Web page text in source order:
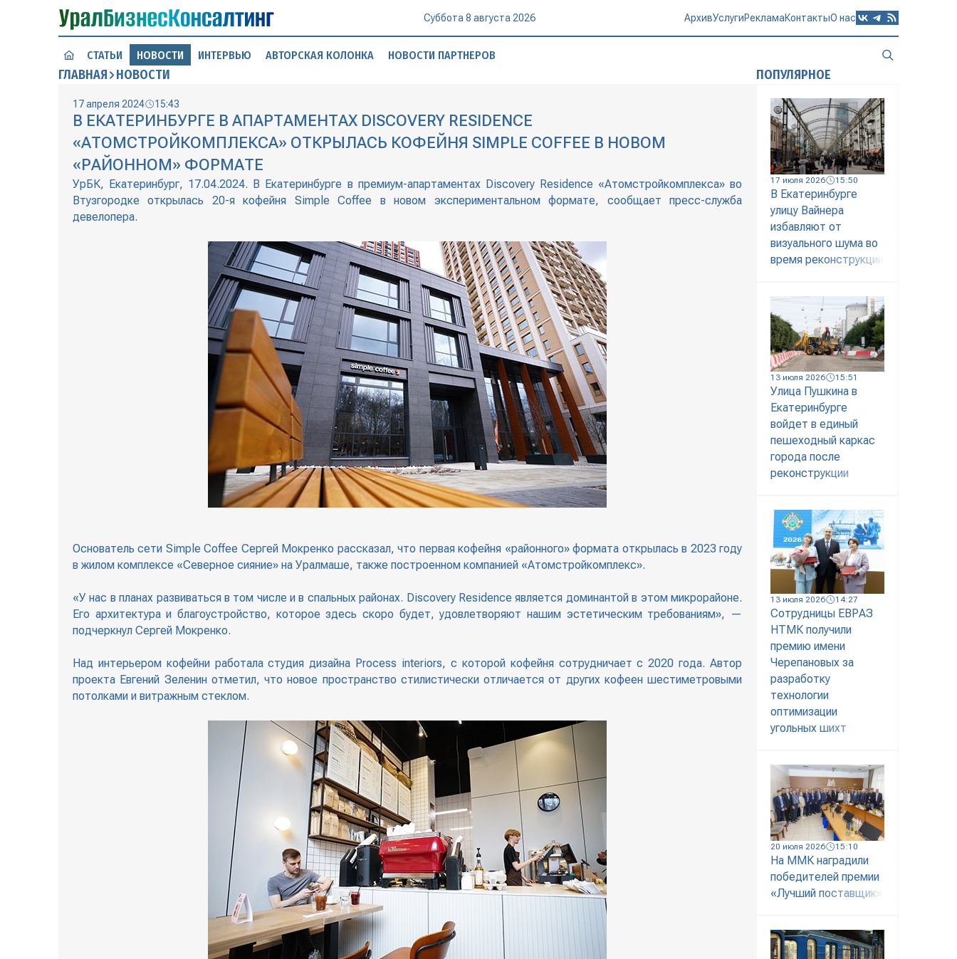
Суббота 8 августа 2026 АрхивУслугиРекламаКонтактыО нас
СТАТЬИ НОВОСТИ ИНТЕРВЬЮ АВТОРСКАЯ КОЛОНКА НОВОСТИ ПАРТНЕРОВ
ГЛАВНАЯ НОВОСТИ
17 апреля 2024 15:43
В ЕКАТЕРИНБУРГЕ В АПАРТАМЕНТАХ DISCOVERY RESIDENCE
«АТОМСТРОЙКОМПЛЕКСА» ОТКРЫЛАСЬ КОФЕЙНЯ SIMPLE COFFEE В НОВОМ
«РАЙОННОМ» ФОРМАТЕ
УрБК, Екатеринбург, 17.04.2024. В Екатеринбурге в премиум-апартаментах Discovery Residence «Атомстройкомплекса» во
Втузгородке открылась 20-я кофейня Simple Coffee в новом экспериментальном формате, сообщает пресс-служба
девелопера.
Основатель сети Simple Coffee Сергей Мокренко рассказал, что первая кофейня «районного» формата открылась в 2023 году
в жилом комплексе «Северное сияние» на Уралмаше, также построенном компанией «Атомстройкомплекс».
«У нас в планах развиваться в том числе и в спальных районах. Discovery Residence является доминантой в этом микрорайоне.
Его архитектура и благоустройство, которое здесь скоро будет, удовлетворяют нашим эстетическим требованиям», —
подчеркнул Сергей Мокренко.
Над интерьером кофейни работала студия дизайна Process interiors, с которой кофейня сотрудничает с 2020 года. Автор
проекта Евгений Зеленин отметил, что новое пространство стилистически отличается от других кофеен шестиметровыми
потолками и витражным стеклом.
ПОПУЛЯРНОЕ
17 июля 2026 15:50
В Екатеринбурге
улицу Вайнера
избавляют от
визуального шума во
время реконструкции
13 июля 2026 15:51
Улица Пушкина в
Екатеринбурге
войдет в единый
пешеходный каркас
города после
реконструкции
13 июля 2026 14:27
Сотрудницы ЕВРАЗ
НТМК получили
премию имени
Черепановых за
разработку
технологии
оптимизации
угольных шихт
20 июля 2026 15:10
На ММК наградили
победителей премии
«Лучший поставщик»